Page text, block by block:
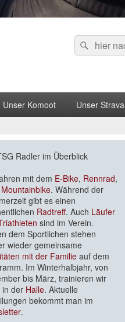
Suche
nach:
Suchen
Unser Komoot Unser Strava
Radler im Überblick
mit dem E-Bike, Rennrad,
Mountainbike. Während der
gibt es einen
Radtreff. Auch Läufer
sind im Verein.
dem Sportlichen stehen
wieder gemeinsame
mit der Familie auf dem
Im Winterhalbjahr, von
bis März, trainieren wir
in der Halle. Aktuelle
bekommt man im
.